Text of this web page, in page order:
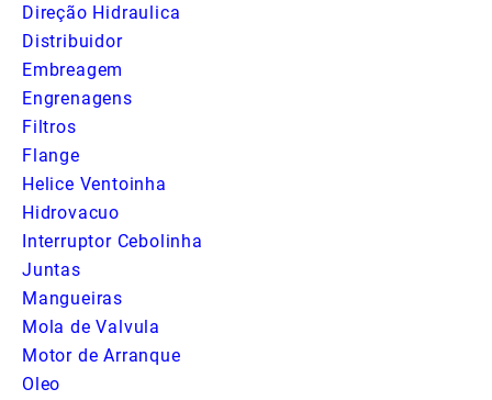
Direção Hidraulica
Distribuidor
Embreagem
Engrenagens
Filtros
Flange
Helice Ventoinha
Hidrovacuo
Interruptor Cebolinha
Juntas
Mangueiras
Mola de Valvula
Motor de Arranque
Oleo